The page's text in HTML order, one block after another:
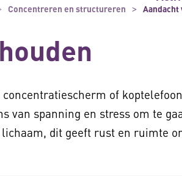
Concentreren en structureren Aandacht
of
van spanning en stress om te
dit geeft rust en ruimte